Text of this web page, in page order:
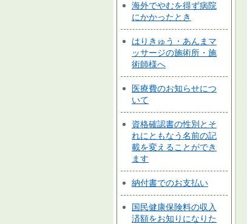
海外でやむを得ず病院
にかかったとき
はりきゅう・あんまマ
ッサージの施術所・施
術師様へ
医療費のお知らせにつ
いて
資格確認書の性別とそ
れにともなう名前の記
載を変えることができ
ます
納付書でのお支払い
国民健康保険料の収入
済額をお知りになりた